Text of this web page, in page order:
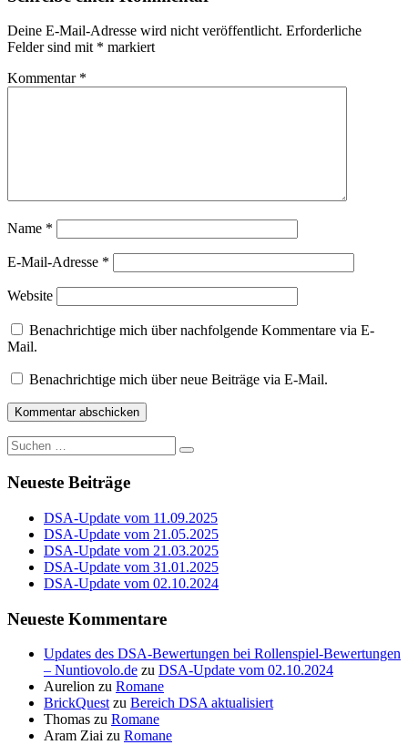
Deine E-Mail-Adresse wird nicht veröffentlicht. Erforderliche
Felder sind mit * markiert
Kommentar *
Name *
E-Mail-Adresse *
Website
Benachrichtige mich über nachfolgende Kommentare via E-
Mail.
Benachrichtige mich über neue Beiträge via E-Mail.
Suche
nach:
Neueste Beiträge
DSA-Update vom 11.09.2025
DSA-Update vom 21.05.2025
DSA-Update vom 21.03.2025
DSA-Update vom 31.01.2025
DSA-Update vom 02.10.2024
Neueste Kommentare
Updates des DSA-Bewertungen bei Rollenspiel-Bewertungen
– Nuntiovolo.de zu DSA-Update vom 02.10.2024
Aurelion zu Romane
BrickQuest zu Bereich DSA aktualisiert
Thomas zu Romane
Aram Ziai zu Romane